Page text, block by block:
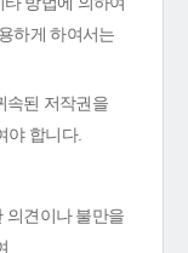
하게 하여서는
속된 저작권을
야 합니다.
의견이나 불만을